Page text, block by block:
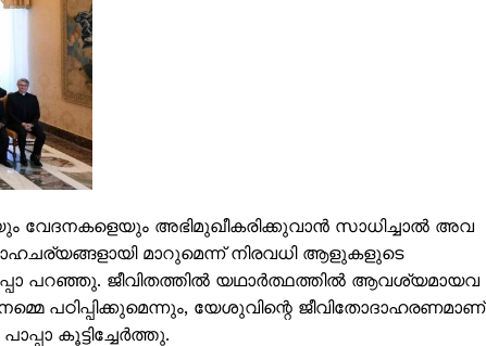
Subscription Plans
My account
Grievance Redressal
വേദനകളെയും അഭിമുഖീകരിക്കുവാൻ സാധിച്ചാൽ അവ
മാറുമെന്ന് നിരവധി ആളുകളുടെ
പറഞ്ഞു. ജീവിതത്തിൽ യഥാർത്ഥത്തിൽ ആവശ്യമായവ
പഠിപ്പിക്കുമെന്നും, യേശുവിന്റെ ജീവിതോദാഹരണമാണ്
കൂട്ടിച്ചേർത്തു.